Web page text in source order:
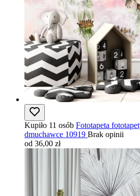
Kupiło 11 osób Fototapeta
dmuchawce 10919 Brak opinii
od 36,00 zł